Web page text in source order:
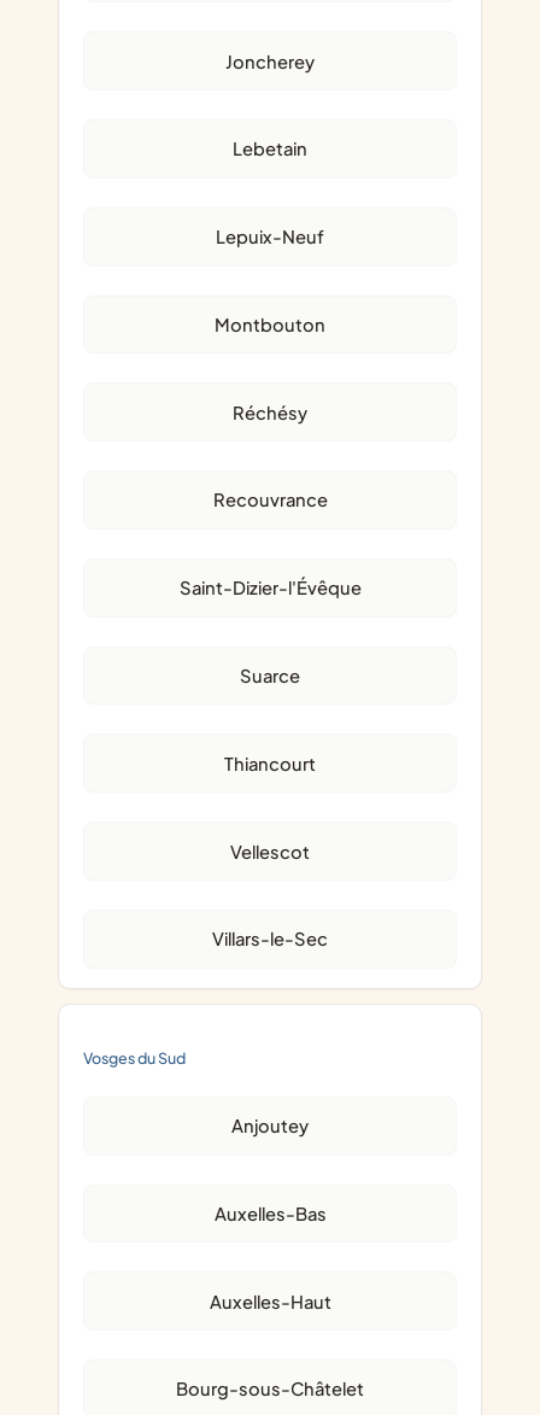
Joncherey
Lebetain
Lepuix-Neuf
Montbouton
Réchésy
Recouvrance
Saint-Dizier-l'Évêque
Suarce
Thiancourt
Vellescot
Villars-le-Sec
Vosges du Sud
Anjoutey
Auxelles-Bas
Auxelles-Haut
Bourg-sous-Châtelet